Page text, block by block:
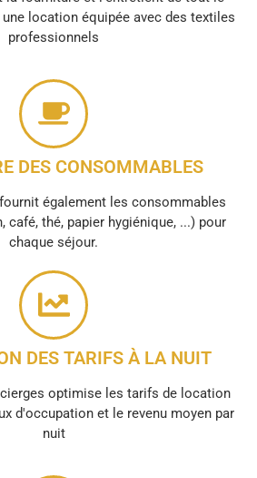
une location équipée avec des textiles
professionnels
DES CONSOMMABLES
également les consommables
café, thé, papier hygiénique, ...) pour
chaque séjour.
DES TARIFS À LA NUIT
optimise les tarifs de location
d'occupation et le revenu moyen par
nuit